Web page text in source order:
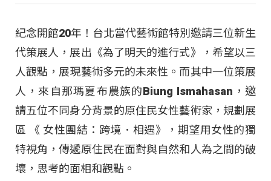
紀念開館20年！台北當代藝術館特別邀請三位新生
代策展人，展出《為了明天的進行式》，希望以三
人觀點，展現藝術多元的未來性。而其中一位策展
人，來自那瑪夏布農族的Biung Ismahasan，邀
請五位不同身分背景的原住民女性藝術家，規劃展
區 《 女性團結：跨境．相遇》，期望用女性的獨
特視角，傳遞原住民在面對與自然和人為之間的破
壞，思考的面相和觀點。